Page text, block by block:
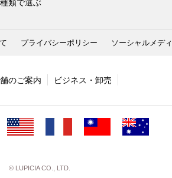
プライバシーポリシー ソーシャルメデ
のご案内 ビジネス・卸売
© LUPICIA CO., LTD.